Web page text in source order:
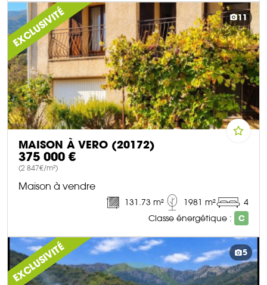
DÉCOUVRIR CE BIEN
EXCLUSIVITÉ 11
MAISON À VERO (20172)
375 000 €
(2 847€/m²)
Maison à vendre
131.73 m² 1981 m²
4
Classe énergétique :
C
DÉCOUVRIR CE BIEN
EXCLUSIVITÉ 5